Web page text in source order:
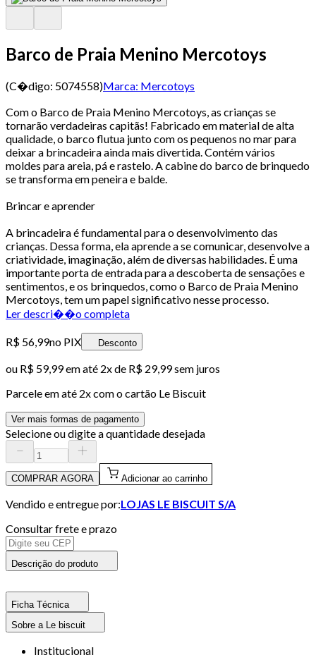
Barco de Praia Menino Mercotoys
(C�digo: 5074558)Marca: Mercotoys
Com o Barco de Praia Menino Mercotoys, as crianças se
tornarão verdadeiras capitãs! Fabricado em material de alta
qualidade, o barco flutua junto com os pequenos no mar para
deixar a brincadeira ainda mais divertida. Contém vários
moldes para areia, pá e rastelo. A cabine do barco de brinquedo
se transforma em peneira e balde.
Brincar e aprender
A brincadeira é fundamental para o desenvolvimento das
crianças. Dessa forma, ela aprende a se comunicar, desenvolve a
criatividade, imaginação, além de diversas habilidades. É uma
importante porta de entrada para a descoberta de sensações e
sentimentos, e os brinquedos, como o Barco de Praia Menino
Mercotoys, tem um papel significativo nesse processo.
Ler descri��o completa
R$ 56,99no PIX Desconto
ou R$ 59,99em até 2x de R$ 29,99 sem juros
Parcele em até 2x com o cartão Le Biscuit
Ver mais formas de pagamento
Selecione ou digite a quantidade desejada
COMPRAR AGORA Adicionar ao carrinho
Vendido e entregue por:LOJAS LE BISCUIT S/A
Consultar frete e prazo
Descrição do produto
Ficha Técnica
Sobre a Le biscuit
Institucional